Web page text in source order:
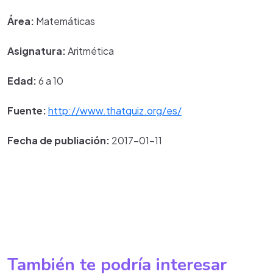
Área: Matemáticas
Asignatura:Aritmética
Edad:6 a 10
Fuente:http://www.thatquiz.org/es/
Fecha de publiación: 2017-01-11
También te podría interesar